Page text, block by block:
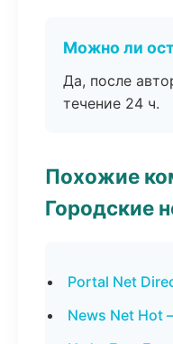
Можно ли
Да, после
течение 24 ч.
Похожие
Городские
Portal Net
News Net